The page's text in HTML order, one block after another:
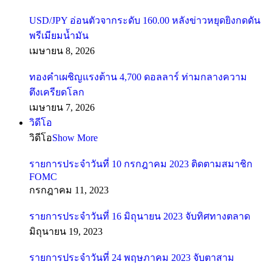
USD/JPY อ่อนตัวจากระดับ 160.00 หลังข่าวหยุดยิงกดดัน
พรีเมียมน้ำมัน
เมษายน 8, 2026
ทองคำเผชิญแรงต้าน 4,700 ดอลลาร์ ท่ามกลางความ
ตึงเครียดโลก
เมษายน 7, 2026
วิดีโอ
วิดีโอShow More
รายการประจำวันที่ 10 กรกฎาคม 2023 ติดตามสมาชิก
FOMC
กรกฎาคม 11, 2023
รายการประจำวันที่ 16 มิถุนายน 2023 จับทิศทางตลาด
มิถุนายน 19, 2023
รายการประจำวันที่ 24 พฤษภาคม 2023 จับตาสาม